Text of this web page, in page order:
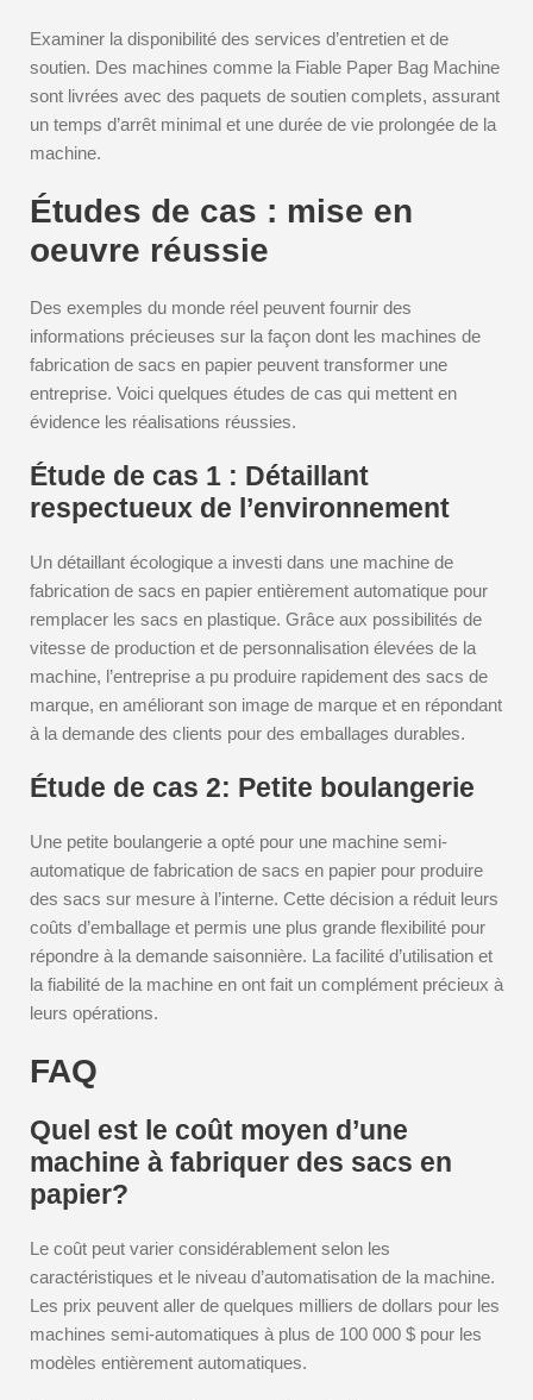
Examiner la disponibilité des services d’entretien et de
soutien. Des machines comme la Fiable Paper Bag Machine
sont livrées avec des paquets de soutien complets, assurant
un temps d’arrêt minimal et une durée de vie prolongée de la
machine.
Études de cas : mise en
oeuvre réussie
Des exemples du monde réel peuvent fournir des
informations précieuses sur la façon dont les machines de
fabrication de sacs en papier peuvent transformer une
entreprise. Voici quelques études de cas qui mettent en
évidence les réalisations réussies.
Étude de cas 1 : Détaillant
respectueux de l’environnement
Un détaillant écologique a investi dans une machine de
fabrication de sacs en papier entièrement automatique pour
remplacer les sacs en plastique. Grâce aux possibilités de
vitesse de production et de personnalisation élevées de la
machine, l’entreprise a pu produire rapidement des sacs de
marque, en améliorant son image de marque et en répondant
à la demande des clients pour des emballages durables.
Étude de cas 2: Petite boulangerie
Une petite boulangerie a opté pour une machine semi-
automatique de fabrication de sacs en papier pour produire
des sacs sur mesure à l’interne. Cette décision a réduit leurs
coûts d’emballage et permis une plus grande flexibilité pour
répondre à la demande saisonnière. La facilité d’utilisation et
la fiabilité de la machine en ont fait un complément précieux à
leurs opérations.
FAQ
Quel est le coût moyen d’une
machine à fabriquer des sacs en
papier?
Le coût peut varier considérablement selon les
caractéristiques et le niveau d’automatisation de la machine.
Les prix peuvent aller de quelques milliers de dollars pour les
machines semi-automatiques à plus de 100 000 $ pour les
modèles entièrement automatiques.